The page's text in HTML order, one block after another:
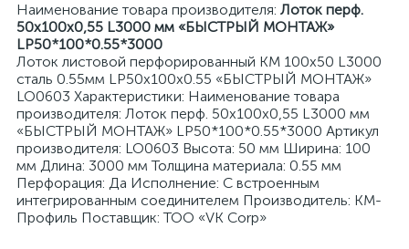
Наименование товара производителя: Лоток перф.
50х100х0,55 L3000 мм «БЫСТРЫЙ МОНТАЖ»
LP50*100*0.55*3000
Лоток листовой перфорированный КМ 100х50 L3000
сталь 0.55мм LP50х100х0.55 «БЫСТРЫЙ МОНТАЖ»
LO0603 Характеристики: Наименование товара
производителя: Лоток перф. 50х100х0,55 L3000 мм
«БЫСТРЫЙ МОНТАЖ» LP50*100*0.55*3000 Артикул
производителя: LO0603 Высота: 50 мм Ширина: 100
мм Длина: 3000 мм Толщина материала: 0.55 мм
Перфорация: Да Исполнение: С встроенным
интегрированным соединителем Производитель: КМ-
Профиль Поставщик: ТОО «VK Corp»